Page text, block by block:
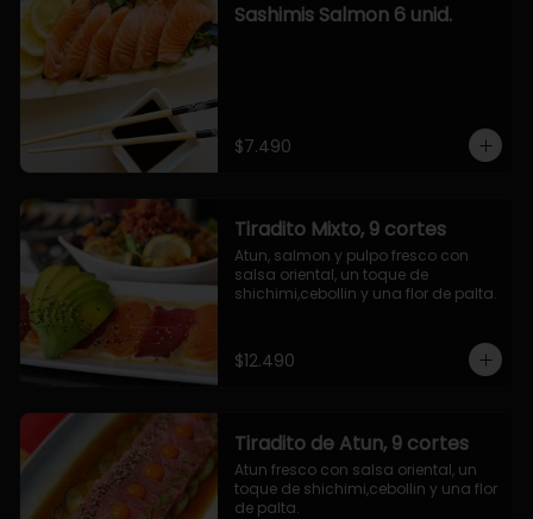
Sashimis Salmon 6 unid.
$7.490
Tiradito Mixto, 9 cortes
Atun, salmon y pulpo fresco con
salsa oriental, un toque de
shichimi,cebollin y una flor de palta.
$12.490
Tiradito de Atun, 9 cortes
Atun fresco con salsa oriental, un
toque de shichimi,cebollin y una flor
de palta.